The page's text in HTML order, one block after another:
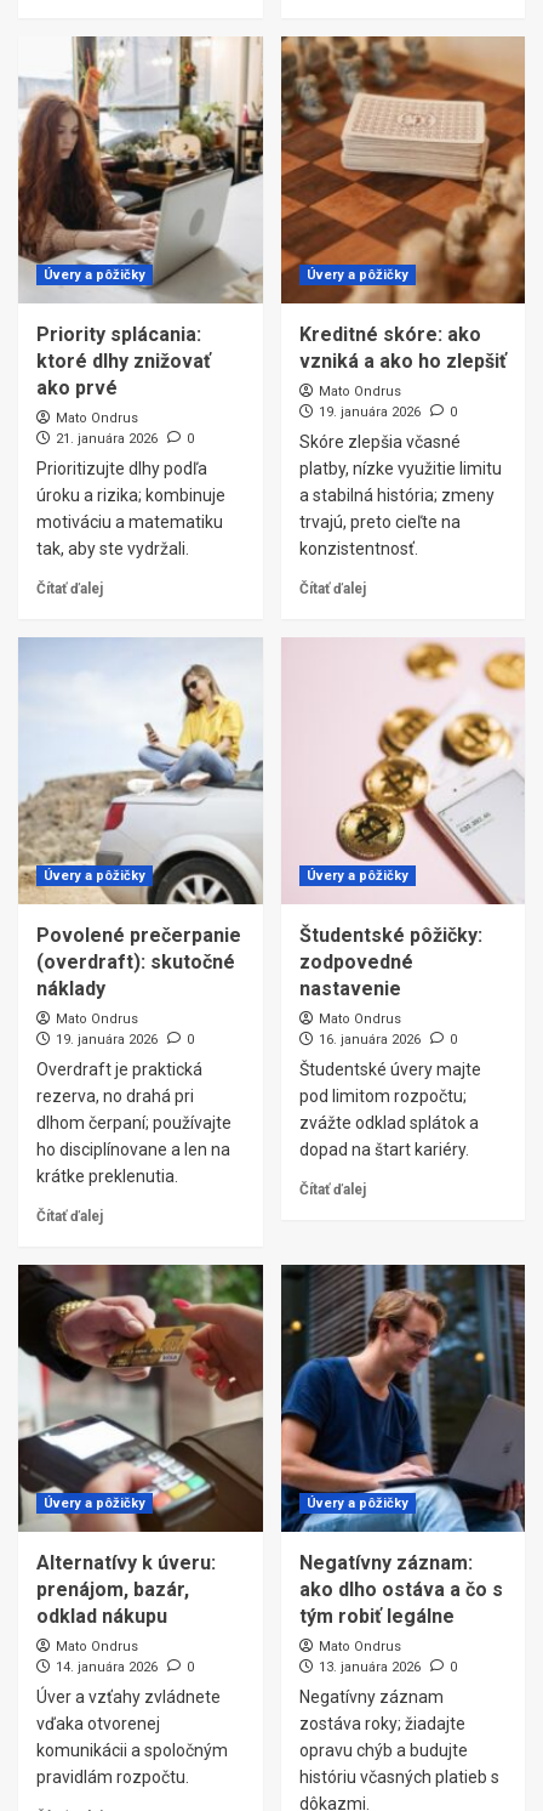
Úvery a pôžičky
Priority splácania:
ktoré dlhy znižovať
ako prvé
Mato Ondrus
21. januára 2026
0
Prioritizujte dlhy podľa
úroku a rizika; kombinuje
motiváciu a matematiku
tak, aby ste vydržali.
Čítať ďalej
Úvery a pôžičky
Kreditné skóre: ako
vzniká a ako ho zlepšiť
Mato Ondrus
19. januára 2026
0
Skóre zlepšia včasné
platby, nízke využitie limitu
a stabilná história; zmeny
trvajú, preto cieľte na
konzistentnosť.
Čítať ďalej
Úvery a pôžičky
Povolené prečerpanie
(overdraft): skutočné
náklady
Mato Ondrus
19. januára 2026
0
Overdraft je praktická
rezerva, no drahá pri
dlhom čerpaní; používajte
ho disciplínovane a len na
krátke preklenutia.
Čítať ďalej
Úvery a pôžičky
Študentské pôžičky:
zodpovedné
nastavenie
Mato Ondrus
16. januára 2026
0
Študentské úvery majte
pod limitom rozpočtu;
zvážte odklad splátok a
dopad na štart kariéry.
Čítať ďalej
Úvery a pôžičky
Alternatívy k úveru:
prenájom, bazár,
odklad nákupu
Mato Ondrus
14. januára 2026
0
Úver a vzťahy zvládnete
vďaka otvorenej
komunikácii a spoločným
pravidlám rozpočtu.
Úvery a pôžičky
Negatívny záznam:
ako dlho ostáva a čo s
tým robiť legálne
Mato Ondrus
13. januára 2026
0
Negatívny záznam
zostáva roky; žiadajte
opravu chýb a budujte
históriu včasných platieb s
dôkazmi.